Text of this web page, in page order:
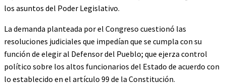
los asuntos del Poder Legislativo.
La demanda planteada por el Congreso cuestionó las
resoluciones judiciales que impedían que se cumpla con su
función de elegir al Defensor del Pueblo; que ejerza control
político sobre los altos funcionarios del Estado de acuerdo con
lo establecido en el artículo 99 de la Constitución.